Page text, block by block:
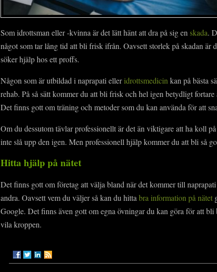
Som idrottsman eller -kvinna är det lätt hänt att dra på sig en skada.
något som tar lång tid att bli frisk ifrån. Oavsett storlek på skadan är
söker hjälp hos ett proffs.
Någon som är utbildad i naprapati elleridrottsmedicin kan på bästa
rehab. På så sätt kommer du att bli frisk och hel igen betydligt
Det finns gott om träning och metoder som du kan använda för att
Om du dessutom tävlar professionellt är det än viktigare att ha koll
inte slå upp den igen. Men professionell hjälp kommer du att bli så
Hitta hjälp på nätet
Det finns gott om företag att välja bland när det kommer till
andra. Oavsett vem du väljer så kan du hitta bra information på nätet
Google. Det finns även gott om egna övningar du kan göra för att
vila kroppen.